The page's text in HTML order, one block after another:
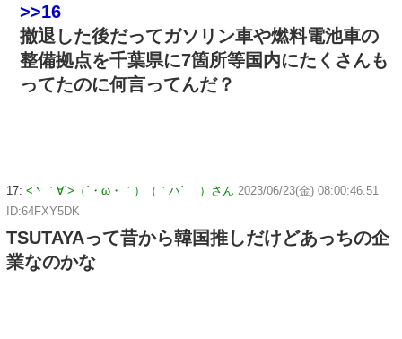
>>16
撤退した後だってガソリン車や燃料電池車の
整備拠点を千葉県に7箇所等国内にたくさんも
ってたのに何言ってんだ？
17: <丶｀∀´>（´・ω・｀）（｀ハ´ ）さん 2023/06/23(金) 08:00:46.51
ID:64FXY5DK
TSUTAYAって昔から韓国推しだけどあっちの企
業なのかな